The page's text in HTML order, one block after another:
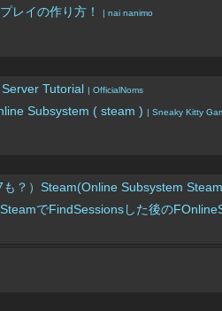
レイの作り方！ | nai nanimo
Tutorial | OfficialNoms
Subsystem ( steam ) | Sneaky Kitty
も？）Steam(Online Subsystem
でFindSessionsした後の